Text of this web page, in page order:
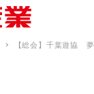
【総会】千葉遊協